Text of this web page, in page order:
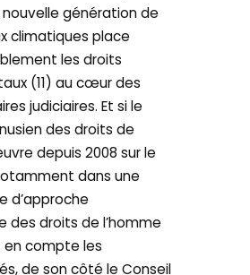
génération de
climatiques place
les droits
(11) au cœur des
judiciaires. Et si le
des droits de
depuis 2008 sur le
dans une
d’approche
des droits de l’homme
en compte les
de son côté le Conseil